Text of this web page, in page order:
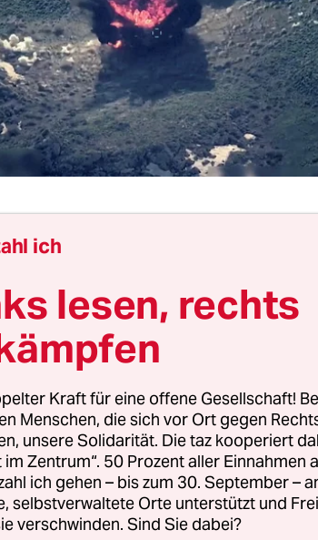
außerhalb
der amMontag begonnene Angriff
der kurdischen PKK im
überschritten türkische
um dort angebliche Verstecke
türkischen Grenze anzugreifen.
bereitete die PKK von dort
Dabei hatte man von dem
Guerilla zuletzt kaum noch
ich
lesen, rechts
Kraft für eine offene Gesellschaft!
Menschen, die sich vor Ort gegen
unsere Solidarität. Die taz kooperiert
Zentrum“. 50 Prozent aller Einnahmen
ich gehen – bis zum 30. September –
selbstverwaltete Orte unterstützt und
verschwinden. Sind Sie dabei?